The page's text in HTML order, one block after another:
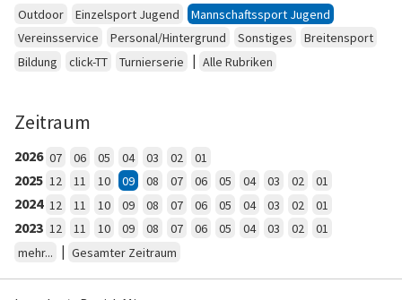
Outdoor
Einzelsport Jugend
Mannschaftssport Jugend
Vereinsservice
Personal/Hintergrund Sonstiges
Breitensport
Bildung
click-TT Turnierserie | Alle Rubriken
Zeitraum
2026 07 06 05 04 03 02 01
2025 12 11 10 09 08 07 06 05 04 03 02 01
2024 12 11 10 09 08 07 06 05 04 03 02 01
2023 12 11 10 09 08 07 06 05 04 03 02
01
mehr...
| Gesamter Zeitraum